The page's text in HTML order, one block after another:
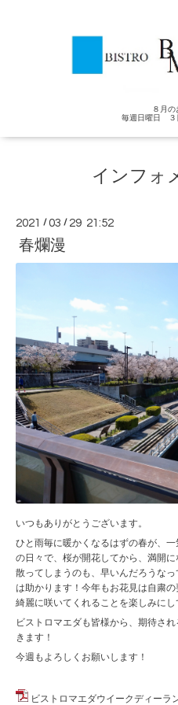
８月の
毎週日曜日 ３
インフォ
2021 /03 / 29 21:52
春爛漫
いつもありがとうございます。
ひと雨毎に暖かくなるはずの春が、
の日々で、桜が開花してから、満開
散ってしまうのも、早いんだろうな
は助かります！今年もお花見は自粛
綺麗に咲いてくれることを楽しみにし
ビストロマエダも皆様から、期待さ
きます！
今週もよろしくお願いします！
ビストロマエダウイークディー